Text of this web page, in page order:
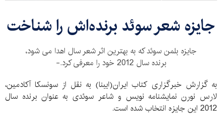
جایزه شعر سوئد برنده‌اش را شناخت
جایزه بلمن سوئد که به بهترین اثر شعر سال اهدا می شود،
برنده سال 2012 خود را معرفی کرد.-
به گزارش خبرگزاری کتاب ایران(ایبنا) به نقل از سونسکا آکادمین،
لارس نورن نمایشنامه نویس و شاعر سوئدی به عنوان برنده سال
2012 این جایزه انتخاب شده است.